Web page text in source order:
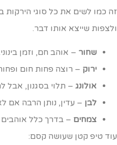
כמו לשים את כל סוגי
שייצא אותו דבר.
שחור– אוהב חם, וזמן בינוני.
ירוק– רוצה פחות חום ופחות
אולונג– תלוי בסגנון, אבל
לבן– עדין, נותן הרבה אם לא
צמחים– בדרך כלל אוהבים
טיפ קטן שעושה קסם: